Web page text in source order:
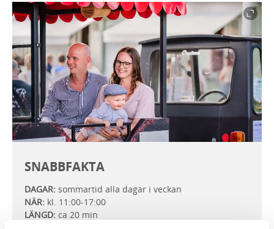
SNABBFAKTA
DAGAR: sommartid alla dagar i veckan
NÄR: kl. 11:00-17:00
LÄNGD: ca 20 min